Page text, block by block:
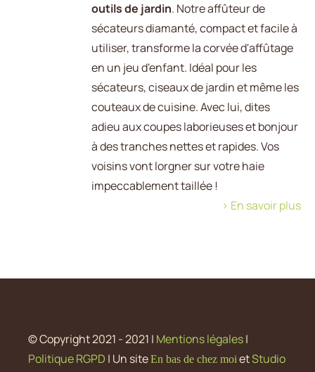
outils de jardin. Notre affûteur de
sécateurs diamanté, compact et facile à
utiliser, transforme la corvée d'affûtage
en un jeu d'enfant. Idéal pour les
sécateurs, ciseaux de jardin et même les
couteaux de cuisine. Avec lui, dites
adieu aux coupes laborieuses et bonjour
à des tranches nettes et rapides. Vos
voisins vont lorgner sur votre haie
impeccablement taillée !
> En savoir plus
© Copyright 2021 - 2021 | Mentions légales|
Politique RGPD | Un siteEn bas de chez moietStudio